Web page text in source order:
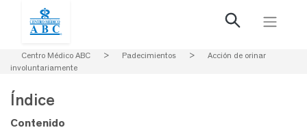
Centro Médico ABC > Padecimientos >
Acción de orinar
involuntariamente
Índice
Contenido